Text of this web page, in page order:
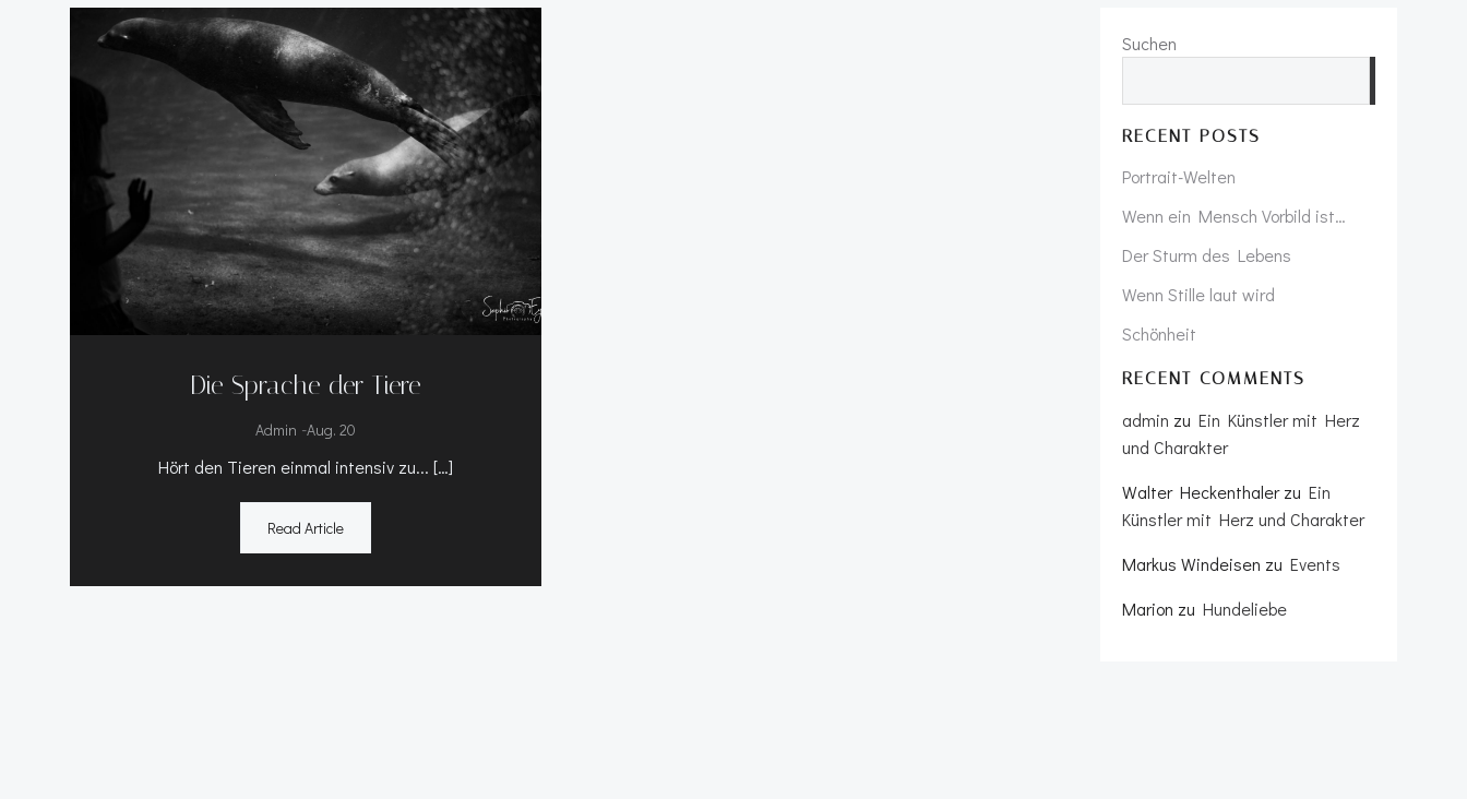
Die Sprache der Tiere
Admin -Aug. 20
Hört den Tieren einmal intensiv zu... […]
Read Article
Suchen
RECENT POSTS
Portrait-Welten
Wenn ein Mensch Vorbild ist…
Der Sturm des Lebens
Wenn Stille laut wird
Schönheit
RECENT COMMENTS
admin zu Ein Künstler mit Herz
und Charakter
Walter Heckenthalerzu Ein
Künstler mit Herz und Charakter
Markus Windeisen zu Events
Marion zu Hundeliebe